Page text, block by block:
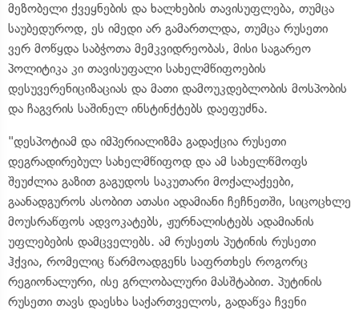
მეზობელი ქვეყნების და ხალხების თავისუფლება, თუმცა
საუბედუროდ, ეს იმედი არ გამართლდა, თუმცა რუსეთი
ვერ მოწყდა საბჭოთა მემკვიდრეობას, მისი საგარეო
პოლიტიკა კი თავისუფალი სახელმწიფოების
დესუვერენიციზაციას და მათი დამოუკდებლობის მოსპობის
და ჩაგვრის საშინელ ინსტინქტებს დაეფუძნა.
"დესპოტიამ და იმპერიალიზმა გადაქცია რუსეთი
დეგრადირებულ სახელმწიფოდ და ამ სახელწმოფს
შეუძლია გაზით გაგუდოს საკუთარი მოქალაქეები,
გაანადგუროს ასობით ათასი ადამიანი ჩეჩნეთში, სიცოცხლე
მოუსრაწფოს ადვოკატებს, ჟურნალისტებს ადამიანის
უფლებების დამცველებს. ამ რუსეთს პუტინის რუსეთი
ჰქვია, რომელიც წარმოადგენს საფრთხეს როგორც
რეგიონალური, ისე გრლობალური მასშტაბით. პუტინის
რუსეთი თავს დაესხა საქართველოს, გადაწვა ჩვენი